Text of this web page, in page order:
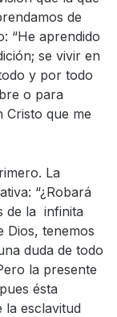
de
“He aprendido
se vivir en
y por todo
o para
Cristo que me
La
“¿Robará
de la infinita
Dios, tenemos
duda de todo
la presente
ésta
la esclavitud